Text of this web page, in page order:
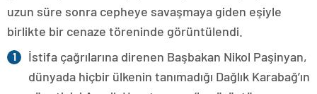
uzun süre sonra cepheye savaşmaya giden eşiyle
birlikte bir cenaze töreninde görüntülendi.
İstifa çağrılarına direnen Başbakan Nikol Paşinyan,
dünyada hiçbir ülkenin tanımadığı Dağlık Karabağ’ın